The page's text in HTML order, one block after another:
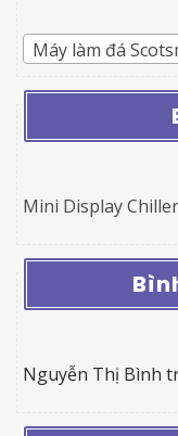
Máy làm đá
Mini Display Chiller
Nguyễn Thị Bình